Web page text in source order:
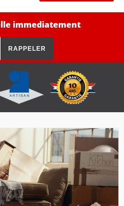
immediatement